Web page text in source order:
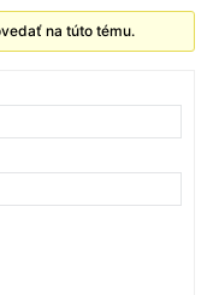
na túto tému.